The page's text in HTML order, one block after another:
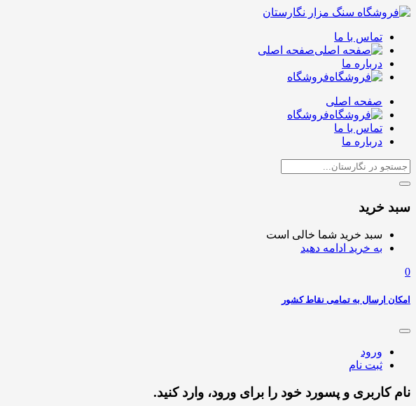
تماس با ما
صفحه اصلی
درباره ما
فروشگاه
صفحه اصلی
فروشگاه
تماس با ما
درباره ما
سبد خرید
سبد خرید شما خالی است
به خرید ادامه دهید
0
امکان ارسال به تمامی نقاط کشور
ورود
ثبت نام
نام کاربری و پسورد خود را برای ورود، وارد کنید.